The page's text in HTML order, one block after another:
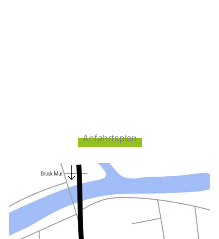
Anfahrtsplan